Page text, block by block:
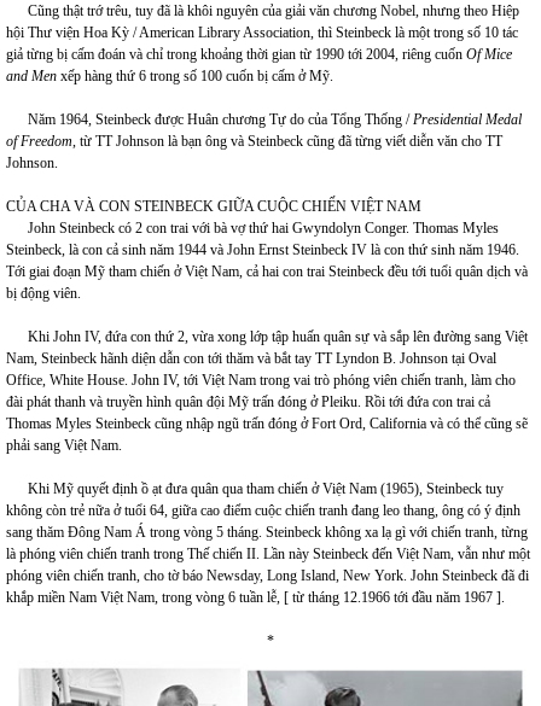
Cũng thật trớ trêu, tuy đã là khôi nguyên của giải văn chương Nobel, nhưng theo Hiệp
hội Thư viện Hoa Kỳ / American Library Association, thì Steinbeck là một trong số 10 tác
giả từng bị cấm đoán và chỉ trong khoảng thời gian từ 1990 tới 2004, riêng cuốn Of Mice
and Men xếp hàng thứ 6 trong số 100 cuốn bị cấm ở Mỹ.
Năm 1964, Steinbeck được Huân chương Tự do của Tổng Thống /Presidential Medal
of Freedom, từ TT Johnson là bạn ông và Steinbeck cũng đã từng viết diễn văn cho TT
Johnson.
CỦA CHA VÀ CON STEINBECK GIỮA CUỘC CHIẾN VIỆT NAM
John Steinbeck có 2 con trai với bà vợ thứ hai Gwyndolyn Conger. Thomas Myles
Steinbeck, là con cả sinh năm 1944 và John Ernst Steinbeck IV là con thứ sinh năm 1946.
Tới giai đoạn Mỹ tham chiến ở Việt Nam, cả hai con trai Steinbeck đều tới tuổi quân dịch và
bị động viên.
Khi John IV, đứa con thứ 2, vừa xong lớp tập huấn quân sự và sắp lên đường sang Việt
Nam, Steinbeck hãnh diện dẫn con tới thăm và bắt tay TT Lyndon B. Johnson tại Oval
Office, White House. John IV, tới Việt Nam trong vai trò phóng viên chiến tranh, làm cho
đài phát thanh và truyền hình quân đội Mỹ trấn đóng ở Pleiku. Rồi tới đứa con trai cả
Thomas Myles Steinbeck cũng nhập ngũ trấn đóng ở Fort Ord, California và có thể cũng sẽ
phải sang Việt Nam.
Khi Mỹ quyết định ồ ạt đưa quân qua tham chiến ở Việt Nam (1965), Steinbeck tuy
không còn trẻ nữa ở tuổi 64, giữa cao điểm cuộc chiến tranh đang leo thang, ông có ý định
sang thăm Đông Nam Á trong vòng 5 tháng. Steinbeck không xa lạ gì với chiến tranh, từng
là phóng viên chiến tranh trong Thế chiến II. Lần này Steinbeck đến Việt Nam, vẫn như một
phóng viên chiến tranh, cho tờ báo Newsday, Long Island, New York. John Steinbeck đã đi
khắp miền Nam Việt Nam, trong vòng 6 tuần lễ, [ từ tháng 12.1966 tới đầu năm 1967 ].
*